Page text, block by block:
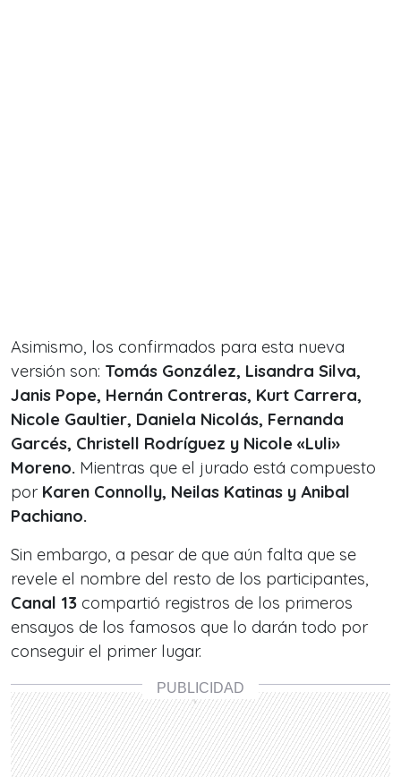
Asimismo, los confirmados para esta nueva
versión son: Tomás González, Lisandra Silva,
Janis Pope, Hernán Contreras, Kurt Carrera,
Nicole Gaultier, Daniela Nicolás, Fernanda
Garcés, Christell Rodríguez y Nicole «Luli»
Moreno. Mientras que el jurado está compuesto
por Karen Connolly, Neilas Katinas y Anibal
Pachiano.
Sin embargo, a pesar de que aún falta que se
revele el nombre del resto de los participantes,
Canal 13 compartió registros de los primeros
ensayos de los famosos que lo darán todo por
conseguir el primer lugar.